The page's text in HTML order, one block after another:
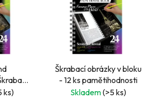
12 ks -
ks)
Škrabací obrázky v bloku
- 12 ks pamětihodnosti
Skladem(>5 ks)